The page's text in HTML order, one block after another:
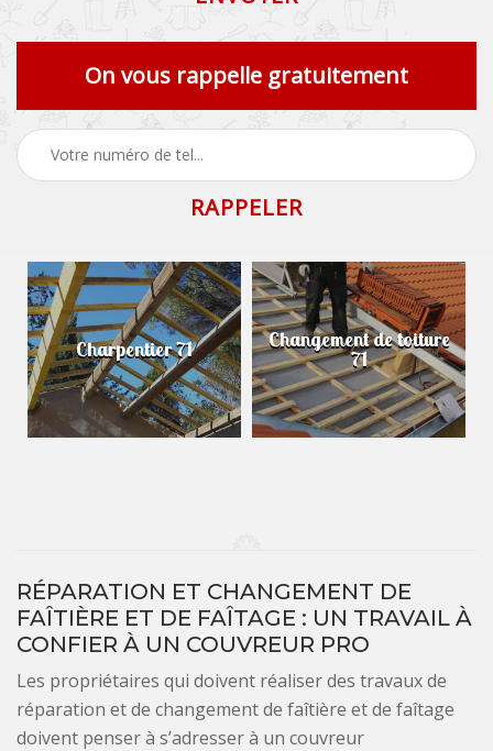
On vous rappelle gratuitement
Charpentier 71 Changement de toiture
71
RÉPARATION ET CHANGEMENT DE
FAÎTIÈRE ET DE FAÎTAGE : UN TRAVAIL À
CONFIER À UN COUVREUR PRO
Les propriétaires qui doivent réaliser des travaux de
réparation et de changement de faîtière et de faîtage
doivent penser à s’adresser à un couvreur